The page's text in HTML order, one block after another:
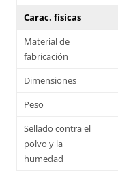
Carac. físicas
Material de
fabricación
Dimensiones
Peso
Sellado contra el
polvo y la
humedad